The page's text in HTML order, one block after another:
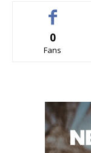
0
Fans